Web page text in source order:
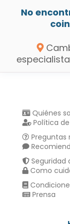
No
Quiénes
Política
Preguntas
Seguridad
Como
Prensa